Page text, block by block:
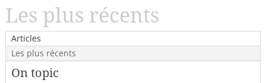
Les plus récents
Articles
Les plus récents
On topic